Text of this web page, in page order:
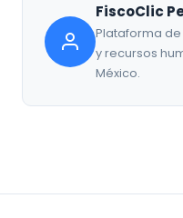
FiscoClic
Plataforma
y recursos
México.